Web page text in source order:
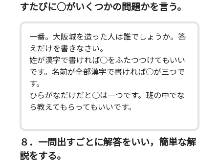
すたびに○がいくつかの問題かを言う。
一番。大阪城を造った人は誰でしょうか。答
えだけを書きなさい。
姓が漢字で書ければ○をふたつつけてもいい
です。名前が全部漢字で書ければ○が三つで
す。
ひらがなだけだと○は一つです。班の中でな
ら教えてもらってもいいです。
８．一問出すごとに解答をいい，簡単な解
説をする。